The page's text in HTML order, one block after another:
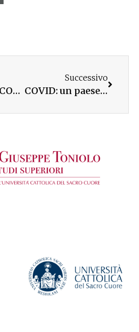
L’impatto di COVID-19 sui progetti di vita dei giovani europei
Successivo
COVID: un paese in bilico tra rischi e opportunità – Donne in prima linea – WEBINAR